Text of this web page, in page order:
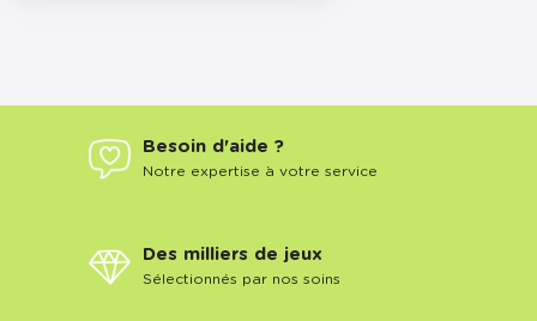
Besoin d'aide ?
Notre expertise à votre service
Des milliers de jeux
Sélectionnés par nos soins